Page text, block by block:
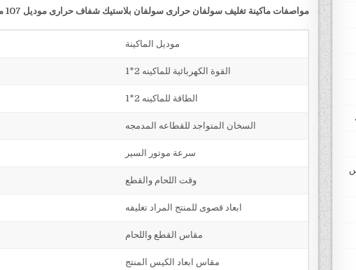
مو صفات ماكينة تغليف سولفان حرارى سولفان بلاستيك شفاف حرارى موديل 107 ماركة مهندس مــنسى
موديل الماكينة
القوة الكهربائية للماكينه 2*1
الطاقة للماكينه 2*1
السخان المتواجد للقطاعه المدمجه
سرعة موتور السير
وقت اللحام والقطع
ابعاد قصوى للمنتج المراد تغليفه
مقاس القطع واللحام
مقاس ابعاد الكيس المنتج